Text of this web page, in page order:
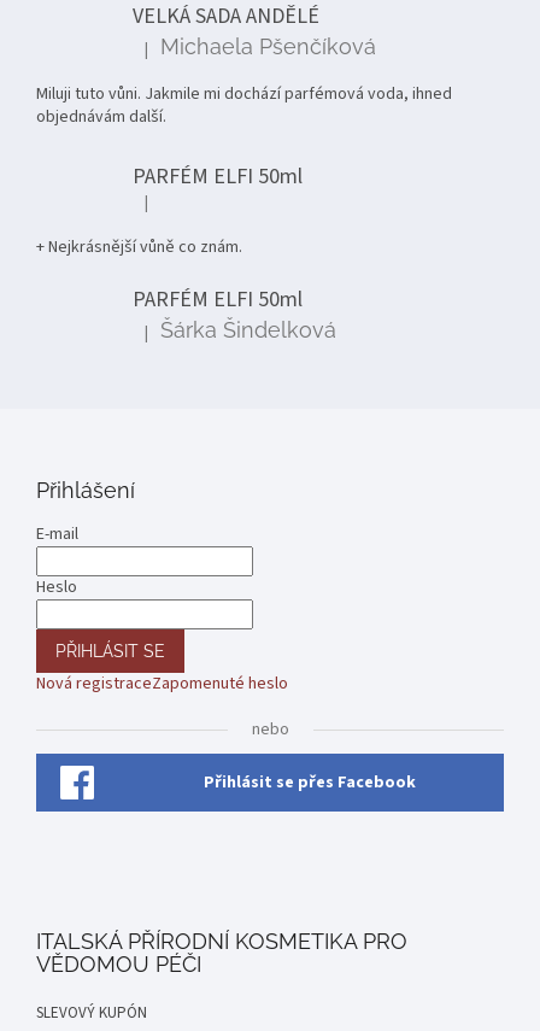
VELKÁ SADA ANDĚLÉ
Hodnocení produktu je 5 z 5 hvězdiček.
| Michaela Pšenčíková
Miluji tuto vůni. Jakmile mi dochází parfémová voda, ihned
objednávám další.
PARFÉM ELFI 50ml
Hodnocení produktu je 5 z 5 hvězdiček.
|
+ Nejkrásnější vůně co znám.
PARFÉM ELFI 50ml
Hodnocení produktu je 5 z 5 hvězdiček.
| Šárka Šindelková
Přihlášení
E-mail
Heslo
PŘIHLÁSIT SE
Nová registraceZapomenuté heslo
nebo
Přihlásit se přes Facebook
ITALSKÁ PŘÍRODNÍ KOSMETIKA PRO
VĚDOMOU PÉČI
SLEVOVÝ KUPÓN